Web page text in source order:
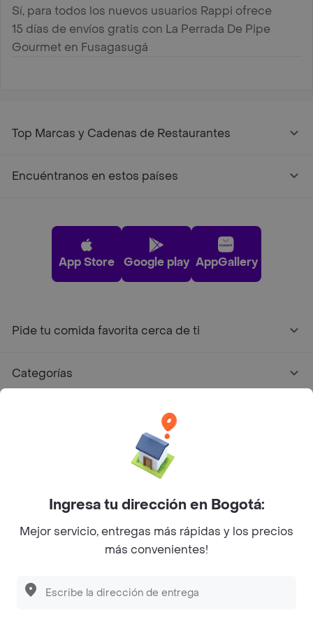
Descubre las PROMOCIONES que tenemos
Sí, para todos los nuevos usuarios Rappi ofrece
15 días de envíos gratis con La Perrada De Pipe
Gourmet en Fusagasugá
Top Marcas y Cadenas de Restaurantes
Encuéntranos en estos países
App Store Google play AppGallery
Pide tu comida favorita cerca de ti
Categorías
Facebook
Twitter
Instagram
©2026Rappi Inc. All rights reserved.
Ingresa tu dirección en Bogotá:
Mejor servicio, entregas más rápidas y los precios
más convenientes!